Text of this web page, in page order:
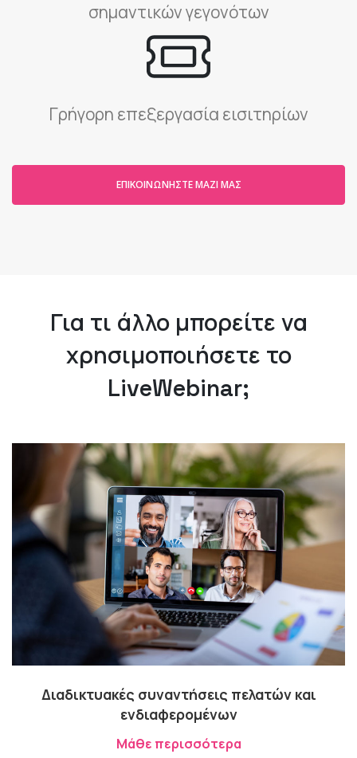
σημαντικών γεγονότων
Γρήγορη επεξεργασία εισιτηρίων
ΕΠΙΚΟΙΝΩΝΉΣΤΕ ΜΑΖΊ ΜΑΣ
Για τι άλλο μπορείτε να
χρησιμοποιήσετε το
LiveWebinar;
Διαδικτυακές συναντήσεις πελατών και
ενδιαφερομένων
Μάθε περισσότερα